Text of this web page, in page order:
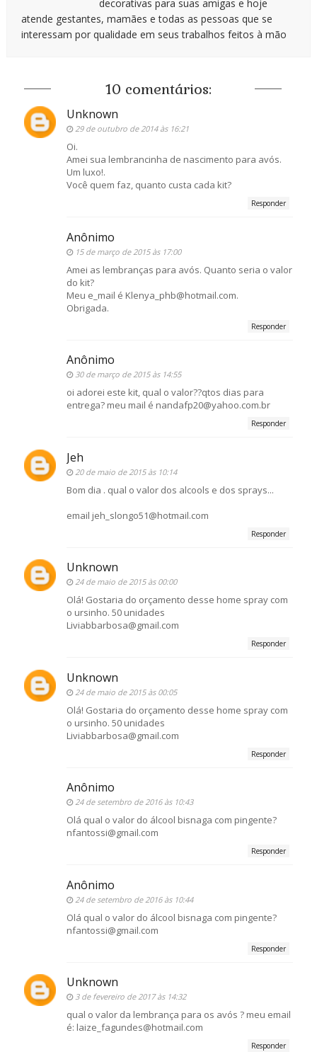
decorativas para suas amigas e hoje
atende gestantes, mamães e todas as pessoas que se
interessam por qualidade em seus trabalhos feitos à mão
10 comentários:
Unknown
29 de outubro de 2014 às 16:21
Oi.
Amei sua lembrancinha de nascimento para avós.
Um luxo!.
Você quem faz, quanto custa cada kit?
Responder
Anônimo
15 de março de 2015 às 17:00
Amei as lembranças para avós. Quanto seria o valor
do kit?
Meu e_mail é Klenya_phb@hotmail.com.
Obrigada.
Responder
Anônimo
30 de março de 2015 às 14:55
oi adorei este kit, qual o valor??qtos dias para
entrega? meu mail é nandafp20@yahoo.com.br
Responder
Jeh
20 de maio de 2015 às 10:14
Bom dia . qual o valor dos alcools e dos sprays...
email jeh_slongo51@hotmail.com
Responder
Unknown
24 de maio de 2015 às 00:00
Olá! Gostaria do orçamento desse home spray com
o ursinho. 50 unidades
Liviabbarbosa@gmail.com
Responder
Unknown
24 de maio de 2015 às 00:05
Olá! Gostaria do orçamento desse home spray com
o ursinho. 50 unidades
Liviabbarbosa@gmail.com
Responder
Anônimo
24 de setembro de 2016 às 10:43
Olá qual o valor do álcool bisnaga com pingente?
nfantossi@gmail.com
Responder
Anônimo
24 de setembro de 2016 às 10:44
Olá qual o valor do álcool bisnaga com pingente?
nfantossi@gmail.com
Responder
Unknown
3 de fevereiro de 2017 às 14:32
qual o valor da lembrança para os avós ? meu email
é: laize_fagundes@hotmail.com
Responder